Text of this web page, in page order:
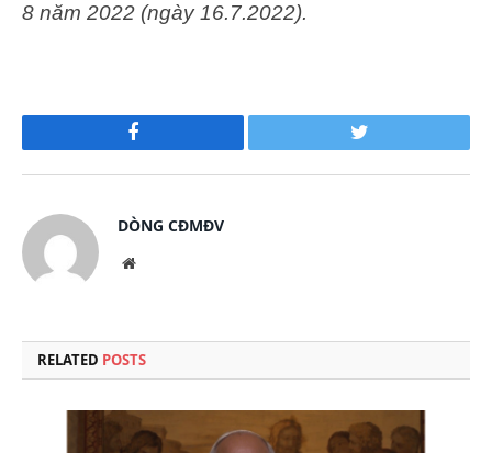
8 năm 2022 (ngày 16.7.2022).
Facebook Twitter
DÒNG CĐMĐV
Website
RELATED POSTS